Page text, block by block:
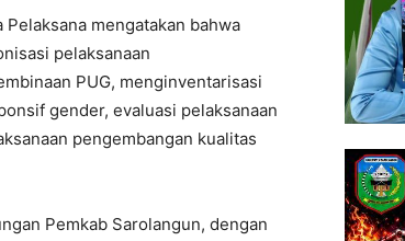
mengatakan bahwa
pelaksanaan
PUG, menginventarisasi
gender, evaluasi pelaksanaan
pengembangan kualitas
Pemkab Sarolangun, dengan